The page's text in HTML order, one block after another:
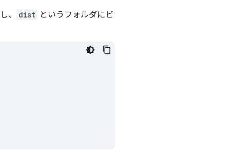
、 dist というフォルダにビ